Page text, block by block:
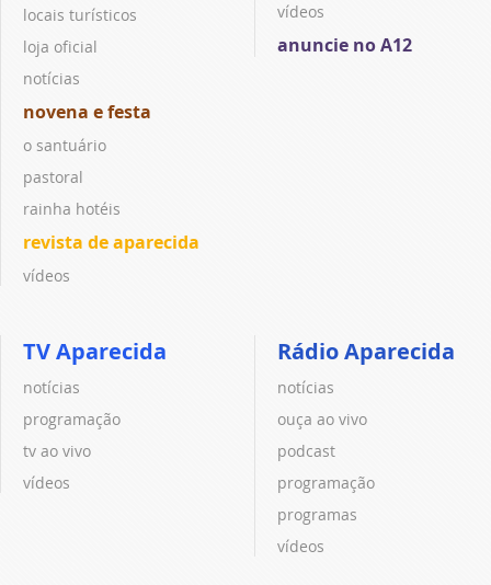
locais turísticos
loja oficial
notícias
novena e festa
o santuário
pastoral
rainha hotéis
revista de aparecida
vídeos
vídeos
anuncie no A12
TV Aparecida
notícias
programação
tv ao vivo
vídeos
Rádio Aparecida
notícias
ouça ao vivo
podcast
programação
programas
vídeos